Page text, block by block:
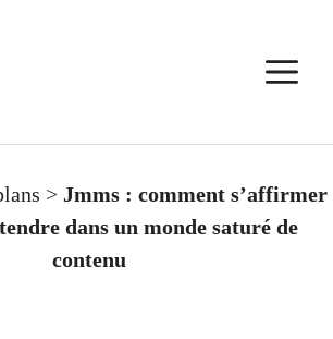
> Jmms : comment s’affirmer
dans un monde saturé de
contenu